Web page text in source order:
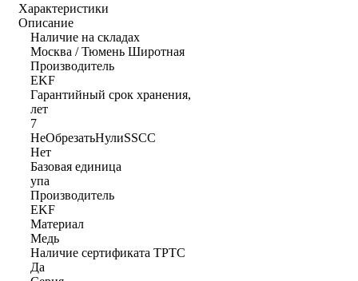
Характеристики
Описание
Наличие на складах
Москва / Тюмень Широтная
Производитель
EKF
Гарантийный срок хранения,
лет
7
НеОбрезатьНулиSSCC
Нет
Базовая единица
упа
Производитель
EKF
Материал
Медь
Наличие сертификата ТРТС
Да